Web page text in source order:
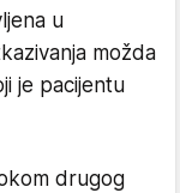
u
možda
je pacijentu
drugog